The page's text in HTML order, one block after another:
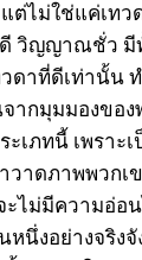
ต่ไม่ใช่แค่เทว
วิญญาณชั่ว มีทั้
วดาที่ดีเท่านั้น
ากมุมมองของ
ะเภทนี้ เพรา
วาดภาพพวก
ะไม่มีความอ่อ
นึ่งอย่างจริงจั